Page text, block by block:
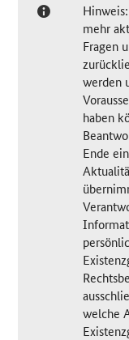
mehr
Fragen
werden
haben
Ende
welche